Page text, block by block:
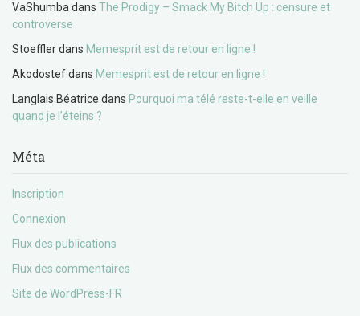
VaShumbadans The Prodigy – Smack My Bitch Up : censure et
controverse
Stoefflerdans Memesprit est de retour en ligne !
Akodostefdans Memesprit est de retour en ligne !
Langlais Béatrice dans Pourquoi ma télé reste-t-elle en veille
quand je l’éteins ?
Méta
Inscription
Connexion
Flux des publications
Flux des commentaires
Site de WordPress-FR